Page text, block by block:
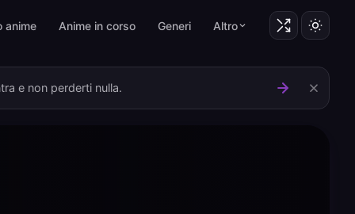
anime Anime in corso Generi Altro
e non perderti nulla.